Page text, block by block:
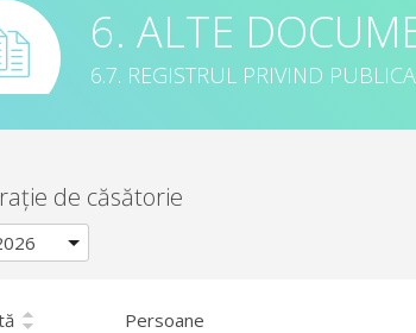
6. ALTE
6.7. REGISTRUL PRIVIND
de căsătorie
Persoane